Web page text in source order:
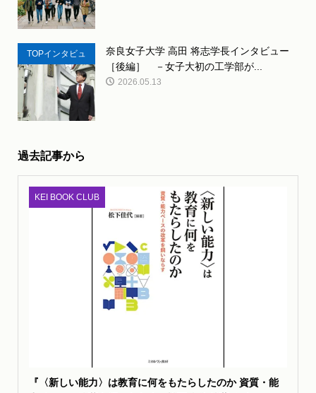
TOPインタビュ
ー
奈良女子大学 高田 将志学長インタビュー
［後編］ －女子大初の工学部が...
2026.05.13
過去記事から
KEI BOOK CLUB
『〈新しい能力〉は教育に何をもたらしたのか 資質・能